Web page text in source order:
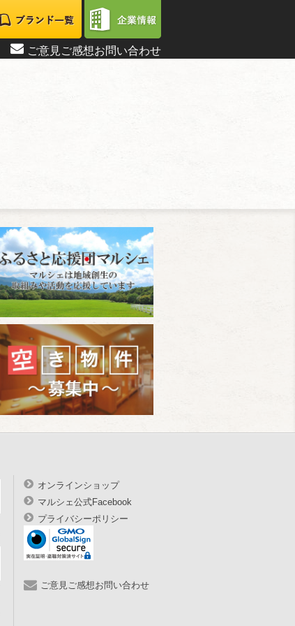
ご意見ご感想お問い合わせ
オンラインショップ
マルシェ公式Facebook
プライバシーポリシー
ご意見ご感想お問い合わせ